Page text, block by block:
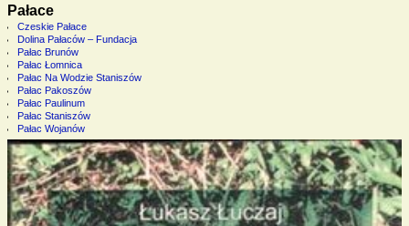
Pałace
Czeskie Pałace
Dolina Pałaców – Fundacja
Pałac Brunów
Pałac Łomnica
Pałac Na Wodzie Staniszów
Pałac Pakoszów
Pałac Paulinum
Pałac Staniszów
Pałac Wojanów